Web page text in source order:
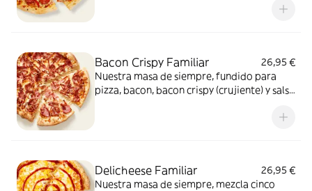
Bacon Crispy Familiar
26,95 €
Nuestra masa de siempre, fundido para
pizza, bacon, bacon crispy (crujiente) y salsa
Delicheese Familiar
26,95 €
Nuestra masa de siempre, mezcla cinco